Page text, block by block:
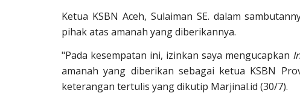
Ketua KSBN Aceh, Sulaiman SE. dalam
pihak atas amanah yang diberikannya.
"Pada kesempatan ini, izinkan saya mengucapkan
amanah yang diberikan sebagai ketua KSBN
keterangan tertulis yang dikutip Marjinal.id (30/7).